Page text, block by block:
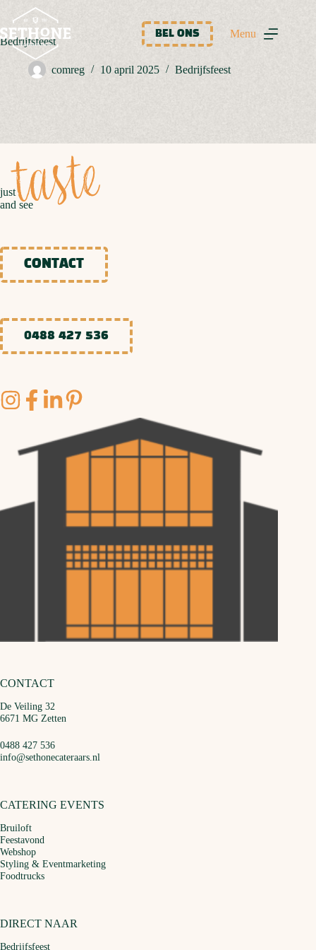
naar
de
inhoud
BEL ONS Menu
Bedrijfsfeest
comreg 10 april 2025 Bedrijfsfeest
justtaste
and see
CONTACT
0488 427 536
CONTACT
De Veiling 32
6671 MG Zetten
0488 427 536
info@sethonecateraars.nl
CATERING EVENTS
Bruiloft
Feestavond
Webshop
Styling & Eventmarketing
Foodtrucks
DIRECT NAAR
Bedrijfsfeest